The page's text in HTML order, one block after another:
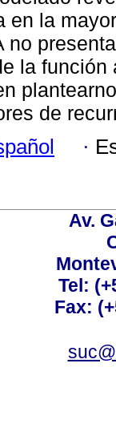
en la
no
la
de
·
Av.
Tel:
Fax: